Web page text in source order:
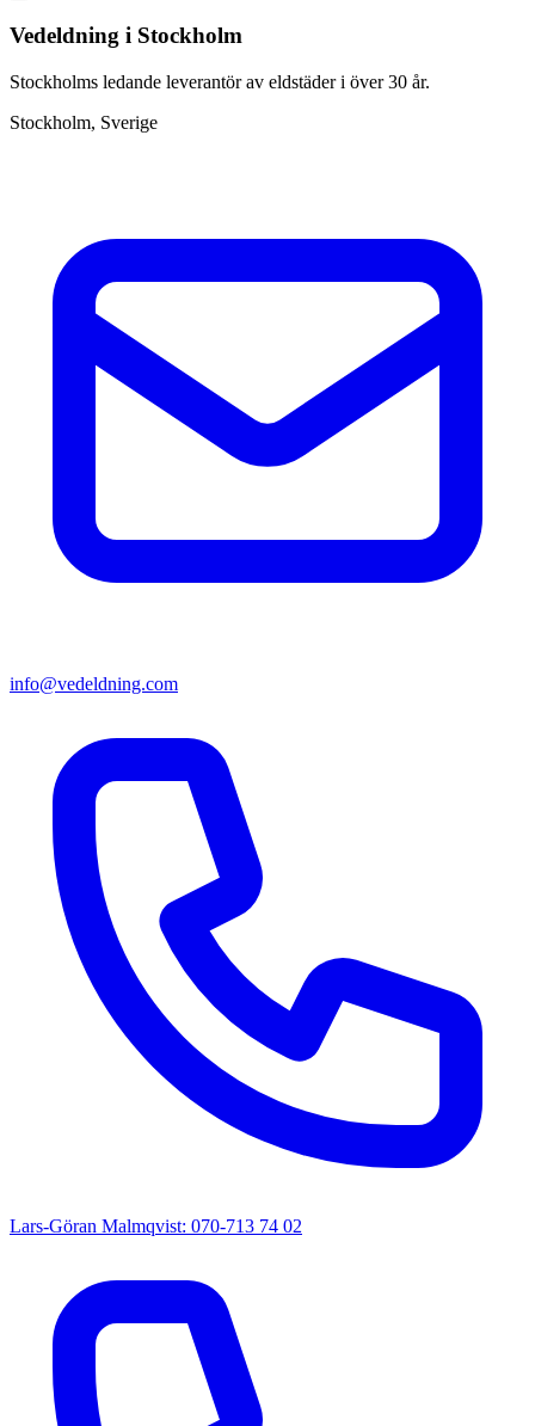
Vedeldning i Stockholm
Stockholms ledande leverantör av eldstäder i över 30 år.
Stockholm, Sverige
info@vedeldning.com
Lars-Göran Malmqvist: 070-713 74 02